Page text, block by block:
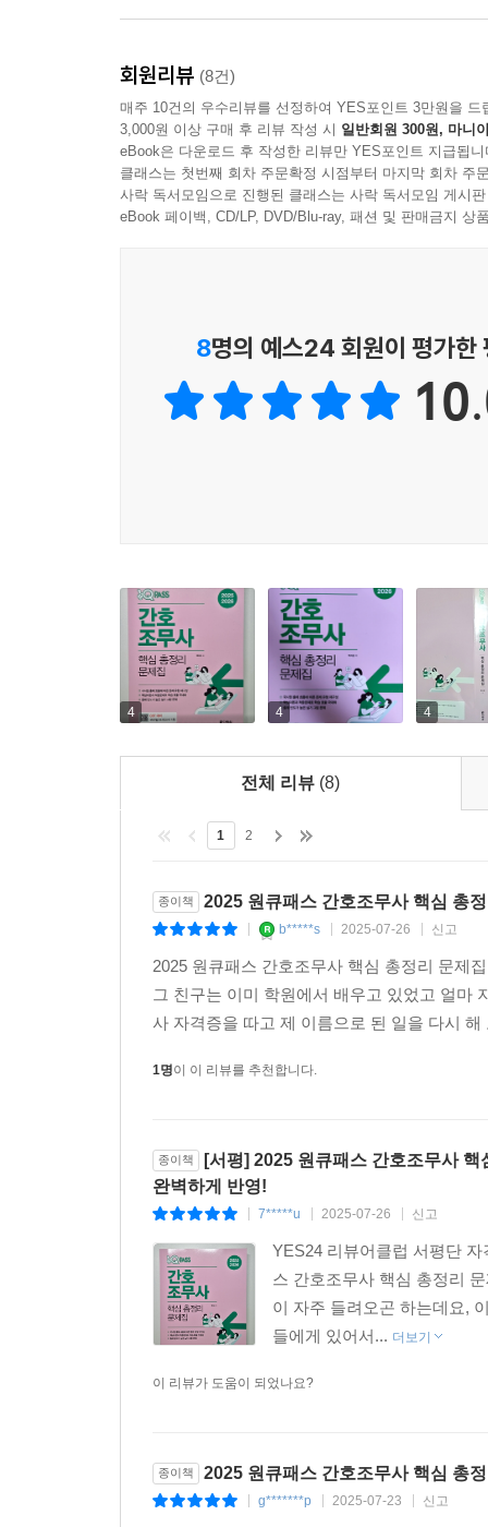
회원리뷰 (8건)
매주 10건의 우수리뷰를 선정하여 YES포인트 3만원을 드
3,000원 이상 구매 후 리뷰 작성 시 일반회원 300원, 마니
eBook은 다운로드 후 작성한 리뷰만 YES포인트 지급됩니
클래스는 첫번째 회차 주문확정 시점부터 마지막 회차 주
사락 독서모임으로 진행된 클래스는 사락 독서모임 게시
eBook 페이백, CD/LP, DVD/Blu-ray, 패션 및 판매금지 상
8명의 예스24 회원이 평가한
4 4 4
전체 리뷰 (8)
1 2
종이책 2025 원큐패스 간호조무사 핵심 총
b*****s 2025-07-26 신고
2025 원큐패스 간호조무사 핵심 총정리 문제
그 친구는 이미 학원에서 배우고 있었고 얼마
사 자격증을 따고 제 이름으로 된 일을 다시
1명이 이 리뷰를 추천합니다.
종이책
[서평] 2025 원큐패스 간호조무사
완벽하게 반영!
7*****u 2025-07-26 신고
YES24 리뷰어클럽 서평단
스 간호조무사 핵심 총정리
이 자주 들려오곤 하는데요,
들에게 있어서... 더보기
이 리뷰가 도움이 되었나요?
종이책 2025 원큐패스 간호조무사 핵심 총
g*******p 2025-07-23 신고